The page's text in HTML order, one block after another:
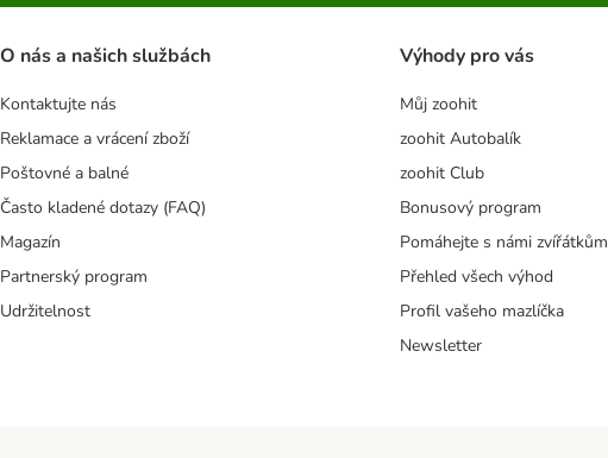
O nás a našich službách
Kontaktujte nás
Reklamace a vrácení zboží
Poštovné a balné
Často kladené dotazy (FAQ)
Magazín
Partnerský program
Udržitelnost
Výhody pro vás
Můj zoohit
zoohit Autobalík
zoohit Club
Bonusový program
Pomáhejte s námi zvířátkům
Přehled všech výhod
Profil vašeho mazlíčka
Newsletter